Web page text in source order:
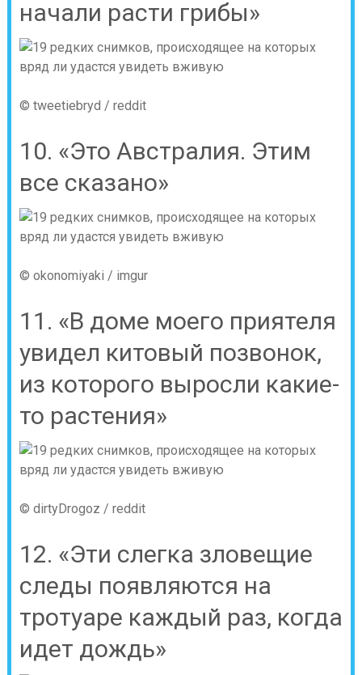
начали расти грибы»
© tweetiebryd / reddit
10. «Это Австралия. Этим
все сказано»
© okonomiyaki / imgur
11. «В доме моего приятеля
увидел китовый позвонок,
из которого выросли какие-
то растения»
© dirtyDrogoz / reddit
12. «Эти слегка зловещие
следы появляются на
тротуаре каждый раз, когда
идет дождь»